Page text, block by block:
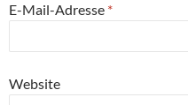
E-Mail-Adresse *
Website